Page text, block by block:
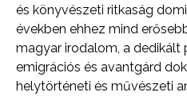
és könyvészeti ritkaság
években ehhez mind
magyar irodalom, a dedikált
emigrációs és avantgárd
helytörténeti és művészeti